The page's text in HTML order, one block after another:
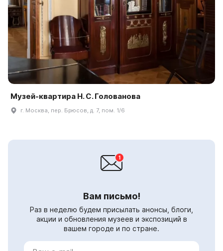
Музей-квартира Н. С. Голованова
г. Москва, пер. Брюсов, д. 7, пом. 1/6
Вам письмо!
Раз в неделю будем присылать анонсы, блоги,
акции и обновления музеев и экспозиций в
вашем городе и по стране.